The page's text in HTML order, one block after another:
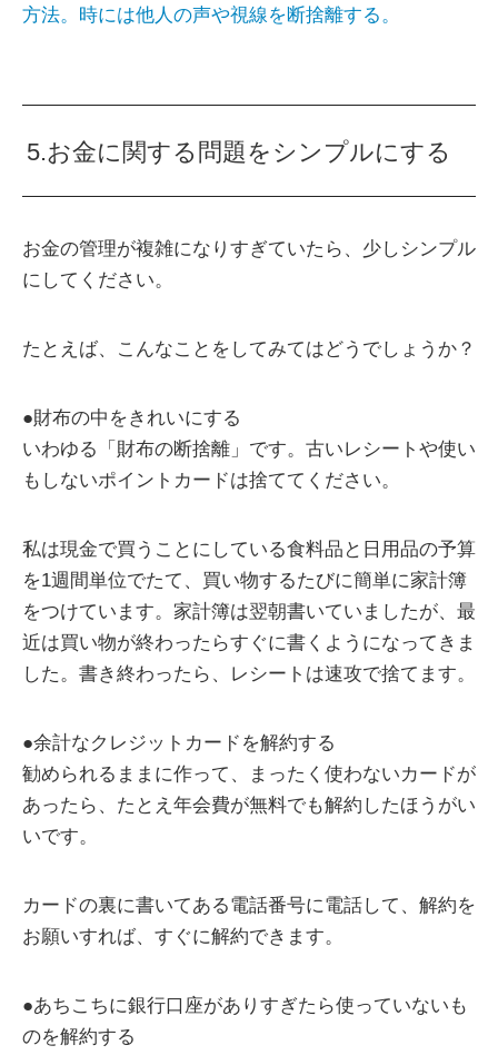
方法。時には他人の声や視線を断捨離する。
5.お金に関する問題をシンプルにする
お金の管理が複雑になりすぎていたら、少しシンプル
にしてください。
たとえば、こんなことをしてみてはどうでしょうか？
●財布の中をきれいにする
いわゆる「財布の断捨離」です。古いレシートや使い
もしないポイントカードは捨ててください。
私は現金で買うことにしている食料品と日用品の予算
を1週間単位でたて、買い物するたびに簡単に家計簿
をつけています。家計簿は翌朝書いていましたが、最
近は買い物が終わったらすぐに書くようになってきま
した。書き終わったら、レシートは速攻で捨てます。
●余計なクレジットカードを解約する
勧められるままに作って、まったく使わないカードが
あったら、たとえ年会費が無料でも解約したほうがい
いです。
カードの裏に書いてある電話番号に電話して、解約を
お願いすれば、すぐに解約できます。
●あちこちに銀行口座がありすぎたら使っていないも
のを解約する